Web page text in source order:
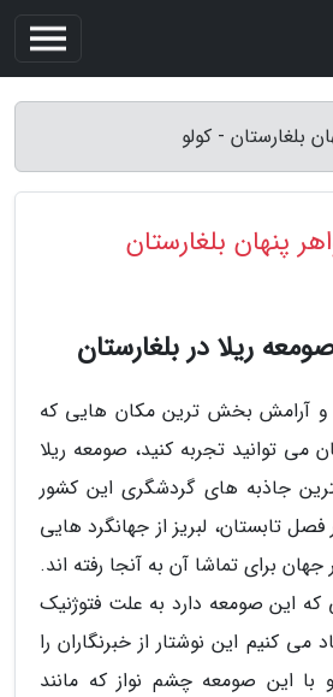
بلغارستان - کولو
پنهان بلغارستان
ریلا در بلغارستان
و آرامش بخش ترین مکان هایی که
می توانید تجربه کنید، صومعه ریلا
جاذبه های گردشگری این کشور
تابستان، لبریز از جهانگرد هایی
برای تماشا آن به آنجا رفته اند.
این صومعه دارد به علت فتوژنیک
می کنیم این نوشتار از خبرنگاران را
با این صومعه چشم نواز که مانند